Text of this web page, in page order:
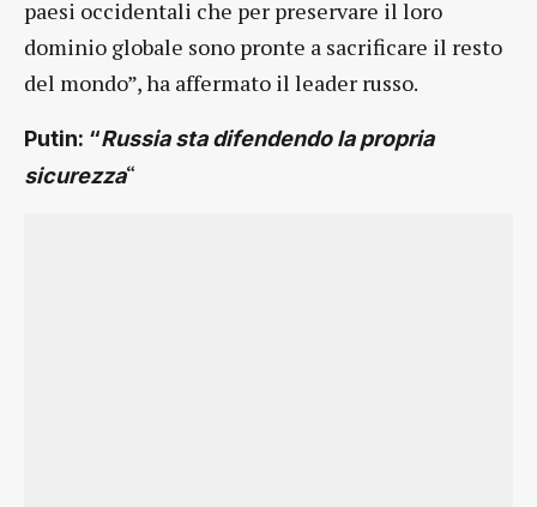
paesi occidentali che per preservare il loro
dominio globale sono pronte a sacrificare il resto
del mondo”, ha affermato il leader russo.
Putin: “Russia sta difendendo la propria
sicurezza“